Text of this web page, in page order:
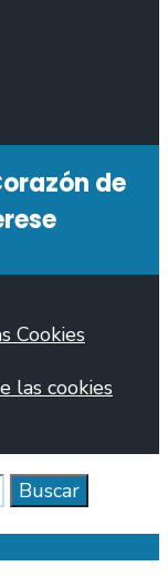
de
Cookies
las cookies
Buscar